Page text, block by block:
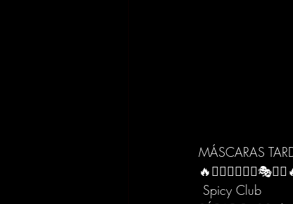
MÁSCARAS
Spicy Club